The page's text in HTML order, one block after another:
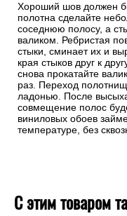
Хороший шов должен
полотна сделайте
соседнюю полосу, а
валиком. Ребристая
стыки, сминает их и
края стыков друг к
снова прокатайте
раз. Переход
ладонью. После
совмещение полос
виниловых обоев
температуре, без
С этим товаром